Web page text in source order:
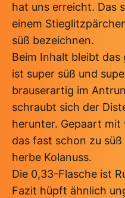
hat uns erreicht. Das
einem
süß bezeichnen.
Beim Inhalt bleibt das
ist super süß und
brauserartig im
schraubt sich der
herunter. Gepaart mit
das fast schon zu
herbe Kolanuss.
Die 0,33-Flasche ist
Fazit hüpft ähnlich